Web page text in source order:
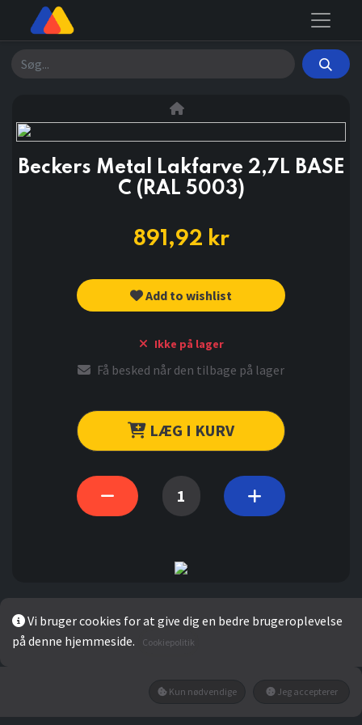
Søg
Beckers Metal Lakfarve 2,7L BASE
C (RAL 5003)
891,92 kr
Add to wishlist
Ikke på lager
Få besked når den tilbage på lager
LÆG I KURV
Mærke BECKERS
Vi bruger cookies for at give dig en bedre brugeroplevelse
på denne hjemmeside.
Cookiepolitik
Kun nødvendige Jeg accepterer